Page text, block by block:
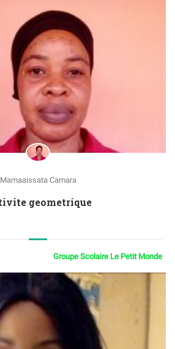
Mamaaissata Camara
Activite geometrique
Groupe Scolaire Le Petit Monde